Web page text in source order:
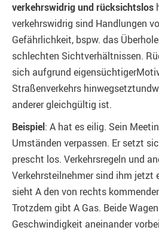
verkehrswidrig und rücksichtslos
verkehrswidrig sind Handlungen
Gefährlichkeit, bspw. das
schlechten Sichtverhältnissen.
sich aufgrund
Straßenverkehrs
anderer gleichgültig ist.
Beispiel: A hat es eilig. Sein
Umständen verpassen. Er setzt
prescht los. Verkehrsregeln und
Verkehrsteilnehmer sind ihm jetzt
sieht A den von rechts
Trotzdem gibt A Gas. Beide
Geschwindigkeit aneinander